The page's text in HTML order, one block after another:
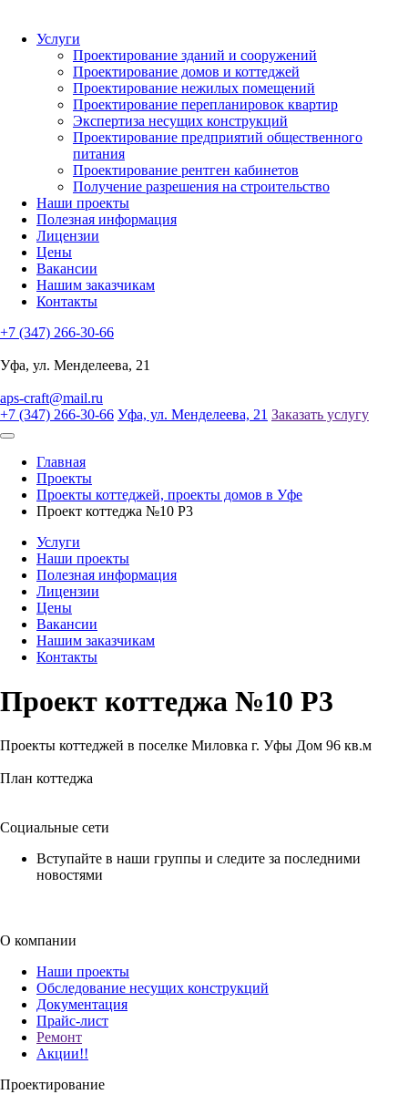
Услуги
Проектирование зданий и сооружений
Проектирование домов и коттеджей
Проектирование нежилых помещений
Проектирование перепланировок квартир
Экспертиза несущих конструкций
Проектирование предприятий общественного
питания
Проектирование рентген кабинетов
Получение разрешения на строительство
Наши проекты
Полезная информация
Лицензии
Цены
Вакансии
Нашим заказчикам
Контакты
+7 (347) 266-30-66
Уфа, ул. Менделеева, 21
aps-craft@mail.ru
+7 (347) 266-30-66 Уфа, ул. Менделеева, 21 Заказать услугу
Главная
Проекты
Проекты коттеджей, проекты домов в Уфе
Проект коттеджа №10 Р3
Услуги
Наши проекты
Полезная информация
Лицензии
Цены
Вакансии
Нашим заказчикам
Контакты
Проект коттеджа №10 Р3
Проекты коттеджей в поселке Миловка г. Уфы Дом 96 кв.м
План коттеджа
Социальные сети
Вступайте в наши группы и следите за последними
новостями
О компании
Наши проекты
Обследование несущих конструкций
Документация
Прайс-лист
Ремонт
Акции!!
Проектирование